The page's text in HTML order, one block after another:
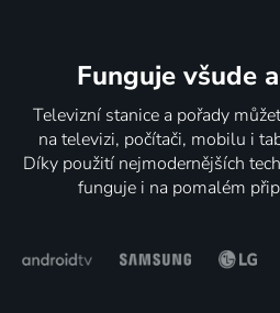
Funguje všude
Televizní stanice a pořady
na televizi, počítači, mobilu i
Díky použití nejmodernějších
funguje i na pomalém